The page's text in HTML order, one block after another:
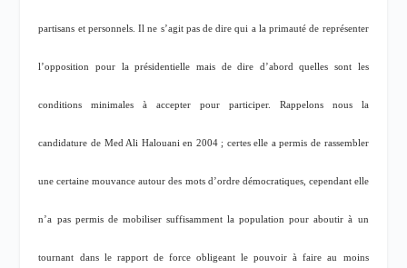
partisans et personnels. Il ne s’agit pas de dire qui a la primauté de représenter
l’opposition pour la présidentielle mais de dire d’abord quelles sont les
conditions minimales à accepter pour participer. Rappelons nous la
candidature de Med Ali Halouani en 2004 ; certes elle a permis de rassembler
une certaine mouvance autour des mots d’ordre démocratiques, cependant elle
n’a pas permis de mobiliser suffisamment la population pour aboutir à un
tournant dans le rapport de force obligeant le pouvoir à faire au moins